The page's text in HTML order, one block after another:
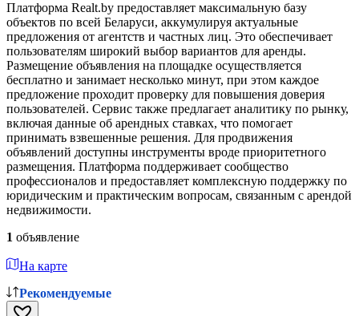
Платформа Realt.by предоставляет максимальную базу
объектов по всей Беларуси, аккумулируя актуальные
предложения от агентств и частных лиц. Это обеспечивает
пользователям широкий выбор вариантов для аренды.
Размещение объявления на площадке осуществляется
бесплатно и занимает несколько минут, при этом каждое
предложение проходит проверку для повышения доверия
пользователей. Сервис также предлагает аналитику по рынку,
включая данные об арендных ставках, что помогает
принимать взвешенные решения. Для продвижения
объявлений доступны инструменты вроде приоритетного
размещения. Платформа поддерживает сообщество
профессионалов и предоставляет комплексную поддержку по
юридическим и практическим вопросам, связанным с арендой
недвижимости.
1 объявление
На карте
Рекомендуемые